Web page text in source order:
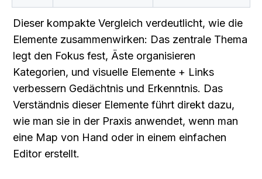
Dieser kompakte Vergleich verdeutlicht, wie die
Elemente zusammenwirken: Das zentrale Thema
legt den Fokus fest, Äste organisieren
Kategorien, und visuelle Elemente + Links
verbessern Gedächtnis und Erkenntnis. Das
Verständnis dieser Elemente führt direkt dazu,
wie man sie in der Praxis anwendet, wenn man
eine Map von Hand oder in einem einfachen
Editor erstellt.